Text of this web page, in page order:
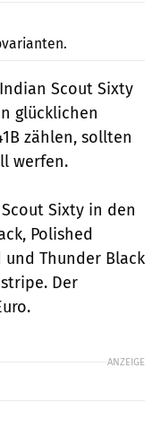
Scout Sixty
glücklichen
zählen, sollten
werfen.
Sixty in den
Polished
und Thunder Black
Der
ANZEIGE